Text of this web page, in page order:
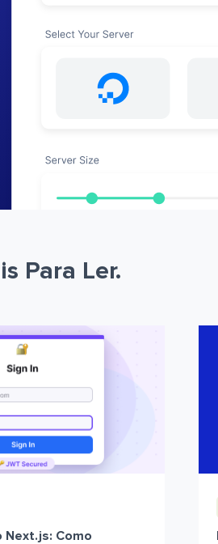
Para Ler.
Next.js: Como